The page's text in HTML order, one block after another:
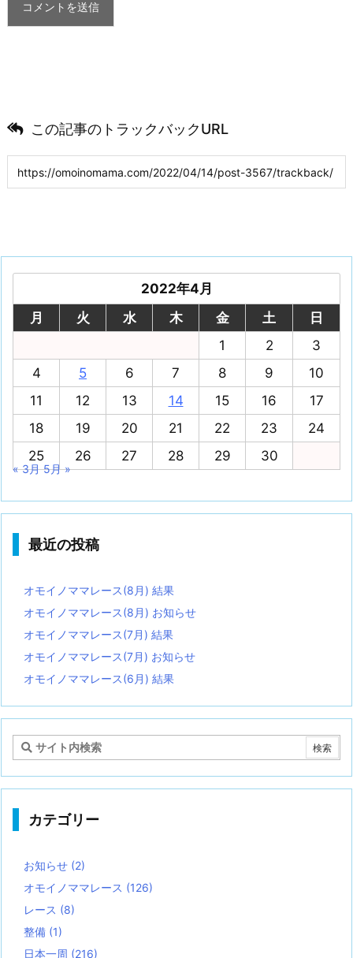
この記事のトラックバックURL
2022年4月
月
火 水 木 金 土
日
1
2
3
4
5 6 7 8 9
10
11
12 13 14 15 16
17
18
19 20 21 22 23
24
25
26 27 28 29 30
« 3月 5月 »
最近の投稿
オモイノママレース(8月) 結果
オモイノママレース(8月) お知らせ
オモイノママレース(7月) 結果
オモイノママレース(7月) お知らせ
オモイノママレース(6月) 結果
カテゴリー
お知らせ (2)
オモイノママレース (126)
レース (8)
整備 (1)
日本一周 (216)